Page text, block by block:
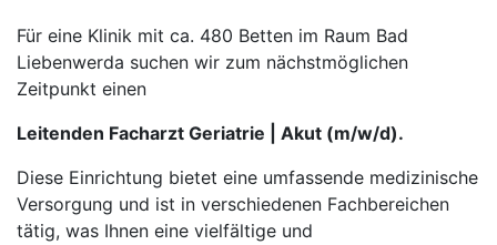
Für eine Klinik mit ca. 480 Betten im Raum Bad
Liebenwerda suchen wir zum nächstmöglichen
Zeitpunkt einen
Leitenden Facharzt Geriatrie | Akut (m/w/d).
Diese Einrichtung bietet eine umfassende medizinische
Versorgung und ist in verschiedenen Fachbereichen
tätig, was Ihnen eine vielfältige und